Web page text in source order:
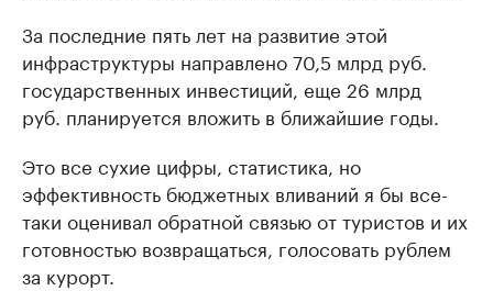
За последние пять лет на развитие этой
инфраструктуры направлено 70,5 млрд руб.
государственных инвестиций, еще 26 млрд
руб. планируется вложить в ближайшие годы.
Это все сухие цифры, статистика, но
эффективность бюджетных вливаний я бы все-
таки оценивал обратной связью от туристов и их
готовностью возвращаться, голосовать рублем
за курорт.